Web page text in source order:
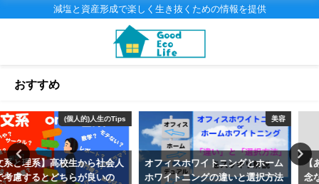
減塩と資産形成で楽しく生き抜くための情報を提供
おすすめ
オフィスホワイトニングとホーム
ホワイトニングの違いと選択方法
(個人的)人生のTips
【あえての諦め】ナマケモノの残
念な生態！あえて「何もしない」